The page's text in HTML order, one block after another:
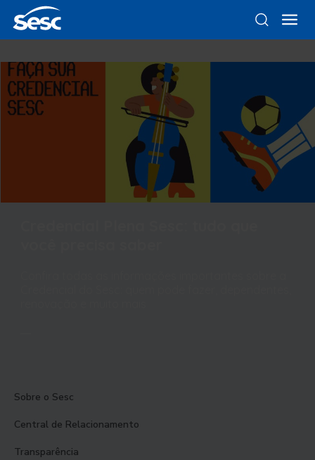
Sobre o Sesc
Central de Relacionamento
Transparência